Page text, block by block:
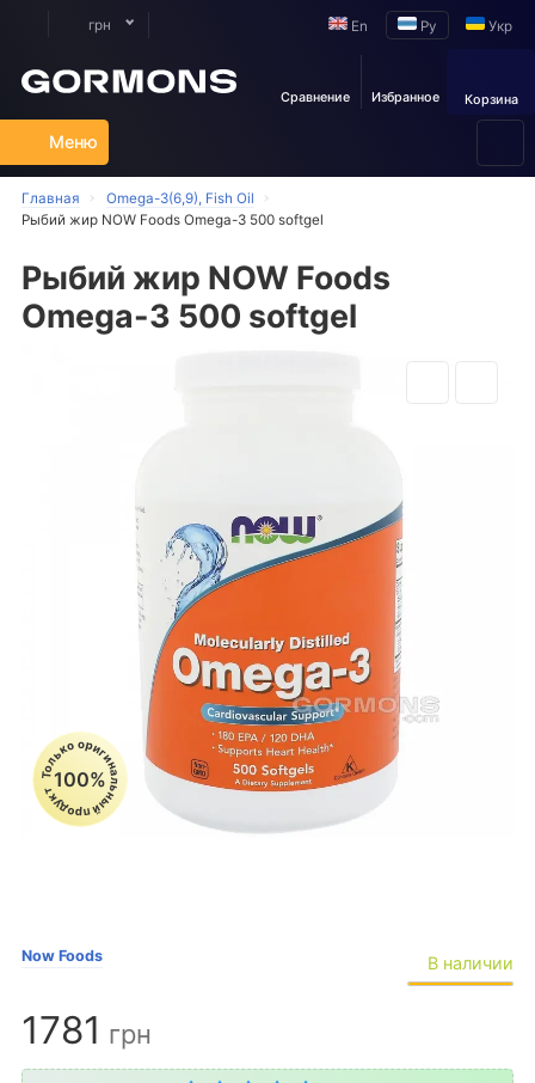
грн Укр
Ру
En
Сравнение Избранное Корзина
Меню
Главная
Omega-3(6,9), Fish Oil
Рыбий жир NOW Foods Omega-3 500 softgel
Рыбий жир NOW Foods
Omega-3 500 softgel
Только оригинальный продукт
100%
Now Foods В наличии
1781 грн